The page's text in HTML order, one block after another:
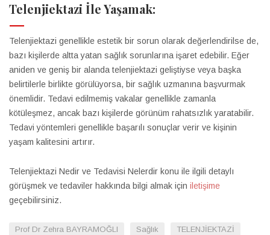
Telenjiektazi İle Yaşamak:
Telenjiektazi genellikle estetik bir sorun olarak değerlendirilse de,
bazı kişilerde altta yatan sağlık sorunlarına işaret edebilir. Eğer
aniden ve geniş bir alanda telenjiektazi geliştiyse veya başka
belirtilerle birlikte görülüyorsa, bir sağlık uzmanına başvurmak
önemlidir. Tedavi edilmemiş vakalar genellikle zamanla
kötüleşmez, ancak bazı kişilerde görünüm rahatsızlık yaratabilir.
Tedavi yöntemleri genellikle başarılı sonuçlar verir ve kişinin
yaşam kalitesini artırır.
Telenjiektazi Nedir ve Tedavisi Nelerdir konu ile ilgili detaylı
görüşmek ve tedaviler hakkında bilgi almak için iletişime
geçebilirsiniz.
Prof Dr Zehra BAYRAMOĞLI Sağlık TELENJİEKTAZİ